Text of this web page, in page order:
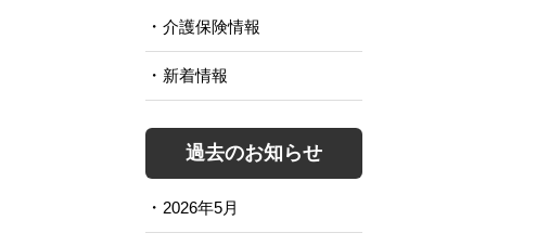
介護保険情報
新着情報
過去のお知らせ
2026年5月